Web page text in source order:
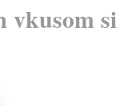
vkusom si